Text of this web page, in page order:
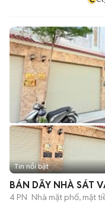
Tin nổi bật
BÁN DÃY NHÀ SÁT
4 PN Nhà mặt phố, mặt